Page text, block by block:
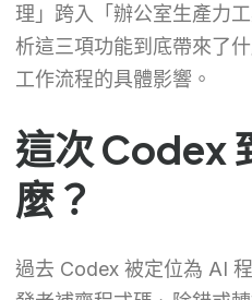
理」跨入「辦公室生產力
析這三項功能到底帶來了
工作流程的具體影響。
這次 Codex
麼？
過去 Codex 被定位為 AI